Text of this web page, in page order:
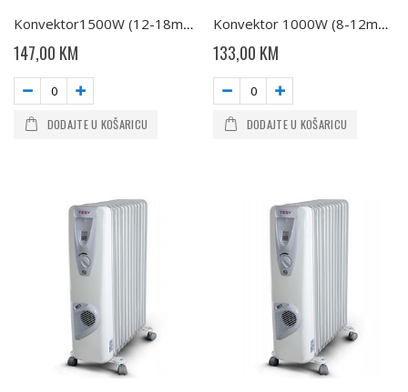
Konvektor1500W (12-18m2) IP24 (CN03 150 MIS F) TESY
147,00 KM
DODAJTE U KOŠARICU
Konvektor 1000W (8-12m2) IP24 (CN03 100 MIS F) TESY
133,00 KM
DODAJTE U KOŠARICU